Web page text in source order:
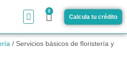
0
Calcula tu crédito
/ Servicios básicos de floristería y